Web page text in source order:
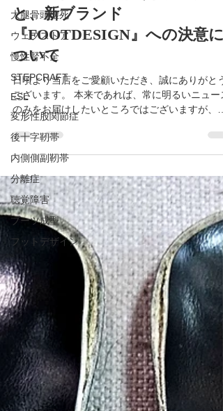
大腿骨頭壊死
ウェブストア
慢性腎不全
STEPCRAFT
ESL
変形性股関節症
後十字靭帯
内側側副靭帯
分離症
聴覚障害
ブーツ成型
フットデザイン
NWPL社製品の取り扱い終了
と、新ブランド
『FOOTDESIGN』への決意に
ついて
日頃より当店をご愛顧いただき、誠にありがとう
のみをお届けしたいところではございますが、長
きにわたり私を信じ、製品をご愛用いただいた皆
話しさせていただきます。 この度、NWPL社製品
につきまして、2026年4月をもちまして取り扱い
終了することをご報告いたします。突然のお知ら
せとなり、ご愛用者の皆様には深くお詫び申し上
げます。 ■ 取り扱い終了の経緯について 今回の
了は、日本国内の輸入総代理店との間で、弊社の
信念およびお客様の利益に照らして「到底承服し
がたい一方的な条件提示」がなされたことによる
ものです。 本件に関しては、既に弁護士が介入
ており、「契約上の正当な手続き」や「取引の妥
当性」の観点から、専門家による厳正な対応を進
めております。 私が最も大切にしているのは、
病医学に基づいた正しいケアを、嘘偽りなく誠実
にお届けすることです。その責任を全うするた
め、苦渋の決断ではございますが、今回あえて
「決別」を選択いたしました。 ■ ５月、新ブラン